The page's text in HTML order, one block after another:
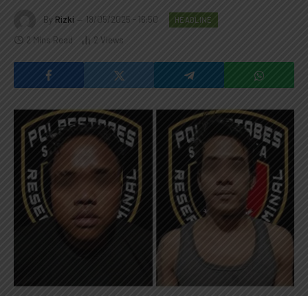
By Rizki 18/05/2025 - 16:50 HEADLINE
2 Mins Read 2 Views